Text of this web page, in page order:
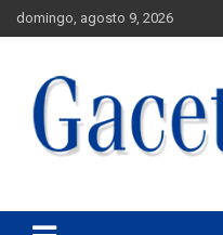
domingo, agosto 9, 2026
Gaceta UACJ